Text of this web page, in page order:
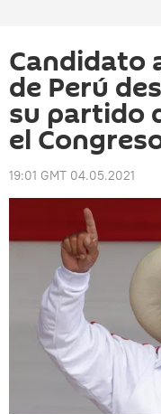
Candidato
de Perú
su partido
el
19:01 GMT 04.05.2021